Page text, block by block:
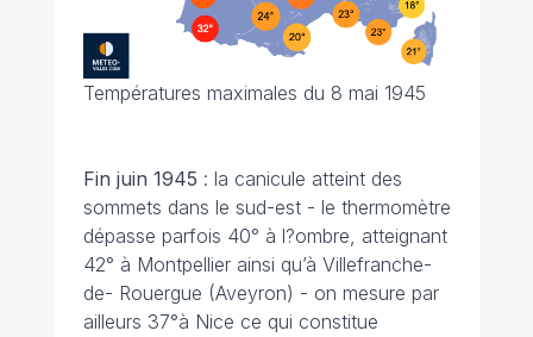
Températures maximales du 8 mai 1945
Fin juin 1945 : la canicule atteint des
sommets dans le sud-est - le thermomètre
dépasse parfois 40° à l?ombre, atteignant
42° à Montpellier ainsi qu’à Villefranche-
de- Rouergue (Aveyron) - on mesure par
ailleurs 37°à Nice ce qui constitue